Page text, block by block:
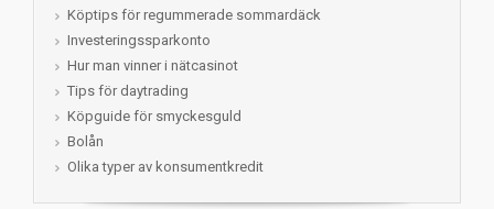
Köptips för regummerade sommardäck
Investeringssparkonto
Hur man vinner i nätcasinot
Tips för daytrading
Köpguide för smyckesguld
Bolån
Olika typer av konsumentkredit